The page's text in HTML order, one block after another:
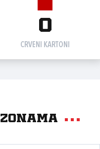
0
CRVENI KARTONI